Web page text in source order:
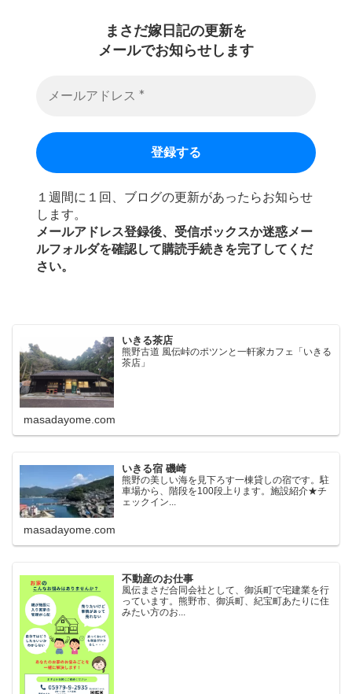
まさだ嫁日記の更新を
メールでお知らせします
１週間に１回、ブログの更新があったらお知らせ
します。
メールアドレス登録後、受信ボックスか迷惑メー
ルフォルダを確認して購読手続きを完了してくだ
さい。
いきる茶店
熊野古道 風伝峠のポツンと一軒家カフェ「いきる
茶店」
masadayome.com
いきる宿 磯崎
熊野の美しい海を見下ろす一棟貸しの宿です。駐
車場から、階段を100段上ります。施設紹介★チ
ェックイン...
masadayome.com
不動産のお仕事
風伝まさだ合同会社として、御浜町で宅建業を行
っています。熊野市、御浜町、紀宝町あたりに住
みたい方のお...